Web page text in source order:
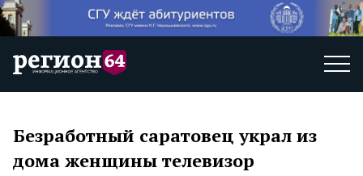
Безработный саратовец украл из
дома женщины телевизор